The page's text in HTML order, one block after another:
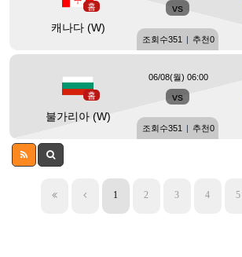
홈
캐나다 (W)
vs
조회수351 추천0
홈
불가리아 (W)
vs
06/08(월) 06:00
조회수351 추천0
1 2 3 4 5